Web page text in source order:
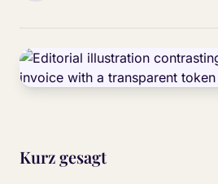
Kurz gesagt